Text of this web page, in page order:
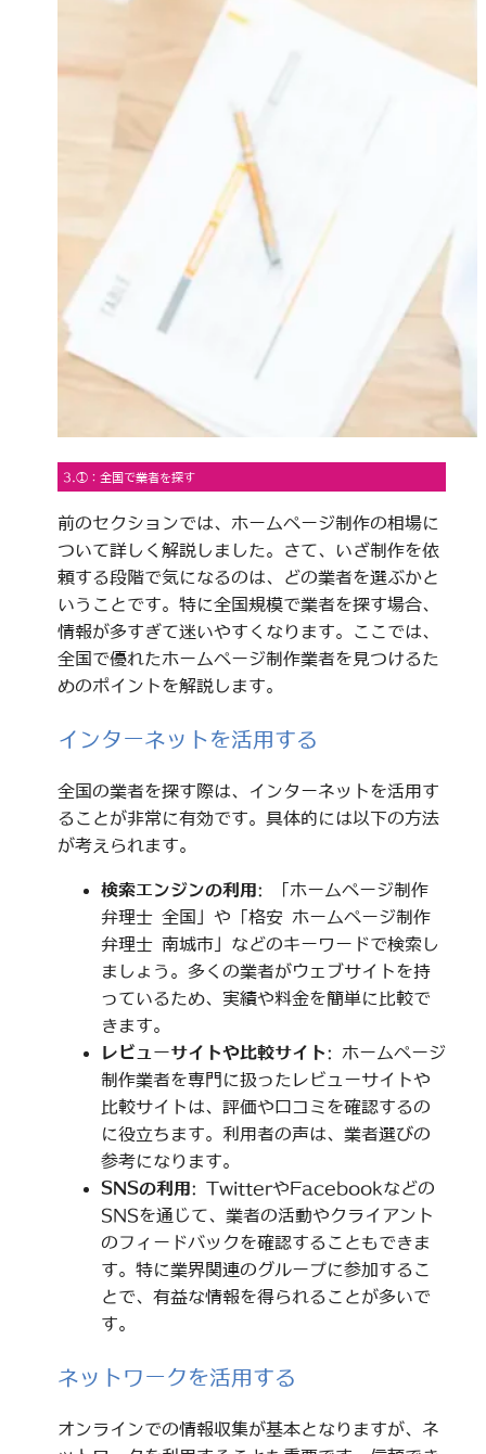
3.①：全国で業者を探す
前のセクションでは、ホームページ制作の相場に
ついて詳しく解説しました。さて、いざ制作を依
頼する段階で気になるのは、どの業者を選ぶかと
いうことです。特に全国規模で業者を探す場合、
情報が多すぎて迷いやすくなります。ここでは、
全国で優れたホームページ制作業者を見つけるた
めのポイントを解説します。
インターネットを活用する
全国の業者を探す際は、インターネットを活用す
ることが非常に有効です。具体的には以下の方法
が考えられます。
検索エンジンの利用 : 「ホームページ制作
弁理士 全国」や「格安 ホームページ制作
弁理士 南城市」などのキーワードで検索し
ましょう。多くの業者がウェブサイトを持
っているため、実績や料金を簡単に比較で
きます。
レビューサイトや比較サイト: ホームページ
制作業者を専門に扱ったレビューサイトや
比較サイトは、評価や口コミを確認するの
に役立ちます。利用者の声は、業者選びの
参考になります。
SNSの利用 : TwitterやFacebookなどの
SNSを通じて、業者の活動やクライアント
のフィードバックを確認することもできま
す。特に業界関連のグループに参加するこ
とで、有益な情報を得られることが多いで
す。
ネットワークを活用する
オンラインでの情報収集が基本となりますが、ネ